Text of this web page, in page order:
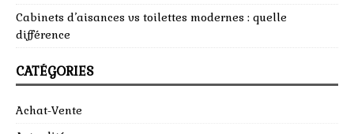
Cabinets d’aisances vs toilettes modernes : quelle
différence
CATÉGORIES
Achat-Vente